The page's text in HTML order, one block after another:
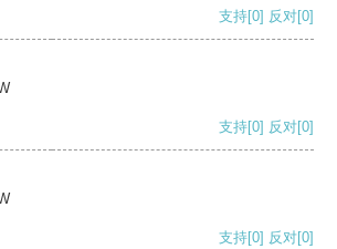
支持[0] 反对[0]
支持[0] 反对[0]
支持[0] 反对[0]